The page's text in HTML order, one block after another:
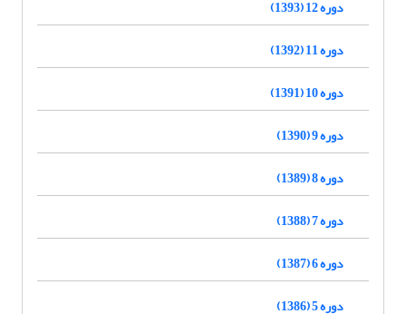
دوره 12 (1393)
دوره 11 (1392)
دوره 10 (1391)
دوره 9 (1390)
دوره 8 (1389)
دوره 7 (1388)
دوره 6 (1387)
دوره 5 (1386)